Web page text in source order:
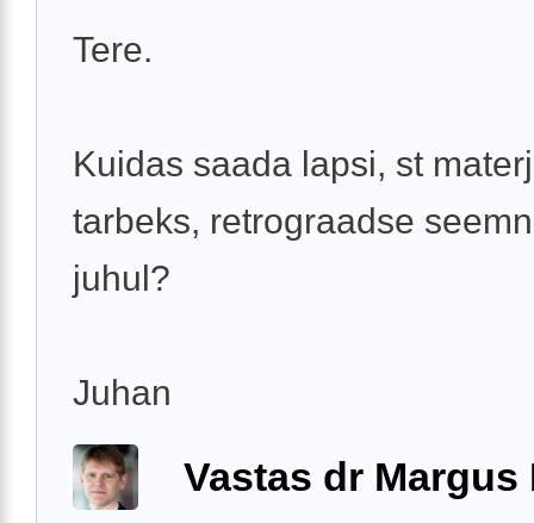
Tere.
Kuidas saada lapsi, st
tarbeks, retrograadse
juhul?
Juhan
Vastas dr Margus